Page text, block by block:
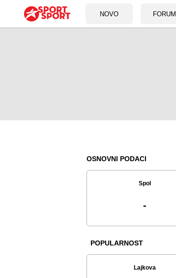
NOVO FORUM
OSNOVNI PODACI
Spol
-
POPULARNOST
Lajkova